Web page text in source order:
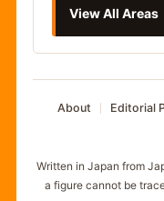
View All Areas
About Editorial
Written in Japan from
a figure cannot be